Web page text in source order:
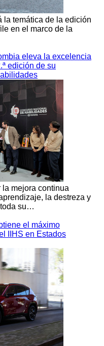
la temática de la edición
en el marco de la
eleva la excelencia
edición de su
la mejora continua
la destreza y
toda su…
el máximo
IIHS en Estados